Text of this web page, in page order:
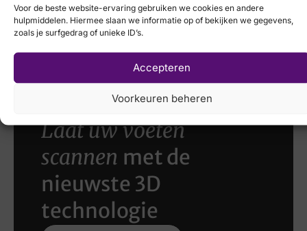
Voor de beste website-ervaring gebruiken we cookies en andere
hulpmiddelen. Hiermee slaan we informatie op of bekijken we gegevens,
zoals je surfgedrag of unieke ID’s.
Accepteren
Voorkeuren beheren
Solidus
Laat uw voeten
scannen met de
nieuwste 3D
technologie